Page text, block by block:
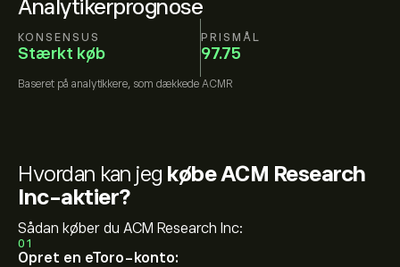
Analytikerprognose
KONSENSUS
Stærkt køb
PRISMÅL
97.75
Baseret på analytikkere, som dækkede ACMR
Hvordan kan jeg købe ACM Research
Inc-aktier?
Sådan køber du ACM Research Inc:
01
Opret en eToro-konto: